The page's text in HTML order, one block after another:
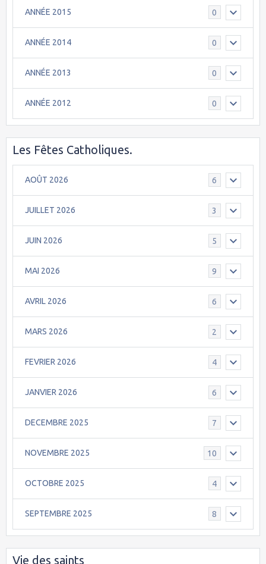
ANNÉE 2015 0
ANNÉE 2014 0
ANNÉE 2013 0
ANNÉE 2012 0
Les Fêtes Catholiques.
AOÛT 2026 6
JUILLET 2026 3
JUIN 2026 5
MAI 2026 9
AVRIL 2026 6
MARS 2026 2
FEVRIER 2026 4
JANVIER 2026 6
DECEMBRE 2025 7
NOVEMBRE 2025 10
OCTOBRE 2025 4
SEPTEMBRE 2025 8
Vie des saints